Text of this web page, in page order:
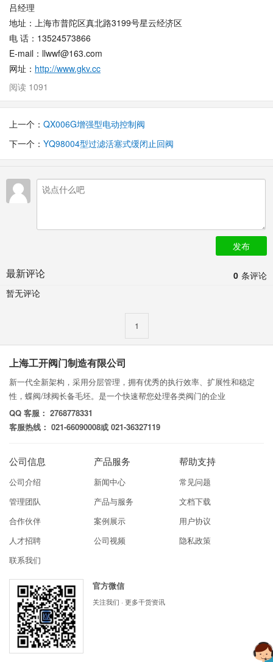
吕经理
地址：上海市普陀区真北路3199号星云经济区
电 话：13524573866
E-mail：llwwf@163.com
网址： http://www.gkv.cc
阅读 1091
上一个： QX006G增强型电动控制阀
下一个： YQ98004型过滤活塞式缓闭止回阀
发布
0 条评论
最新评论
暂无评论
1
上海工开阀门制造有限公司
新一代全新架构，采用分层管理，拥有优秀的执行效率、扩展性和稳定
性，蝶阀/球阀长备毛坯。是一个快速帮您处理各类阀门的企业
QQ 客服： 2768778331
客服热线： 021-66090008或 021-36327119
公司信息
公司介绍
管理团队
合作伙伴
人才招聘
联系我们
产品服务
新闻中心
产品与服务
案例展示
公司视频
帮助支持
常见问题
文档下载
用户协议
隐私政策
官方微信
关注我们 · 更多干货资讯